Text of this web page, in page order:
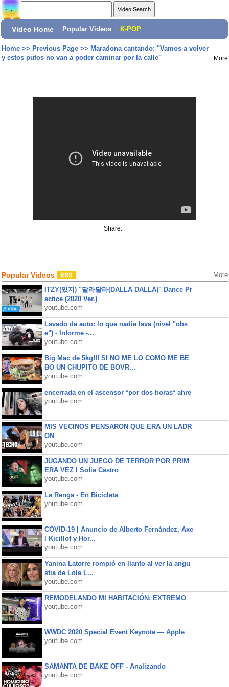
Video Home Popular Videos K-POP
Home>> Previous Page>> Maradona cantando: "Vamos a volver
y estos putos no van a poder caminar por la calle"
More
Share:
Popular Videos More
ITZY(있지) "달라달라(DALLA DALLA)" Dance Pr
actice (2020 Ver.)
youtube.com
Lavado de auto: lo que nadie lava (nivel "obs
e") - Informe -...
youtube.com
Big Mac de 5kg!!! SI NO ME LO COMO ME BE
BO UN CHUPITO DE BOVR...
youtube.com
encerrada en el ascensor *por dos horas* ahre
youtube.com
MIS VECINOS PENSARON QUE ERA UN LADR
ON
youtube.com
JUGANDO UN JUEGO DE TERROR POR PRIM
ERA VEZ l Sofia Castro
youtube.com
La Renga - En Bicicleta
youtube.com
COVID-19 | Anuncio de Alberto Fernández, Axe
l Kicillof y Hor...
youtube.com
Yanina Latorre rompió en llanto al ver la angu
stia de Lola L...
youtube.com
REMODELANDO MI HABITACIÓN: EXTREMO
youtube.com
WWDC 2020 Special Event Keynote — Apple
youtube.com
SAMANTA DE BAKE OFF - Analizando
youtube.com